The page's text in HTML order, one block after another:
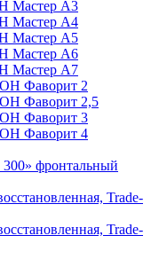
Мастер А3
Мастер А4
Мастер А5
Мастер А6
Мастер А7
Фаворит 2
Фаворит 2,5
Фаворит 3
Фаворит 4
фронтальный
Trade-
Trade-